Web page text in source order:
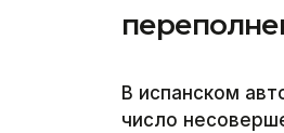
В испанском
число